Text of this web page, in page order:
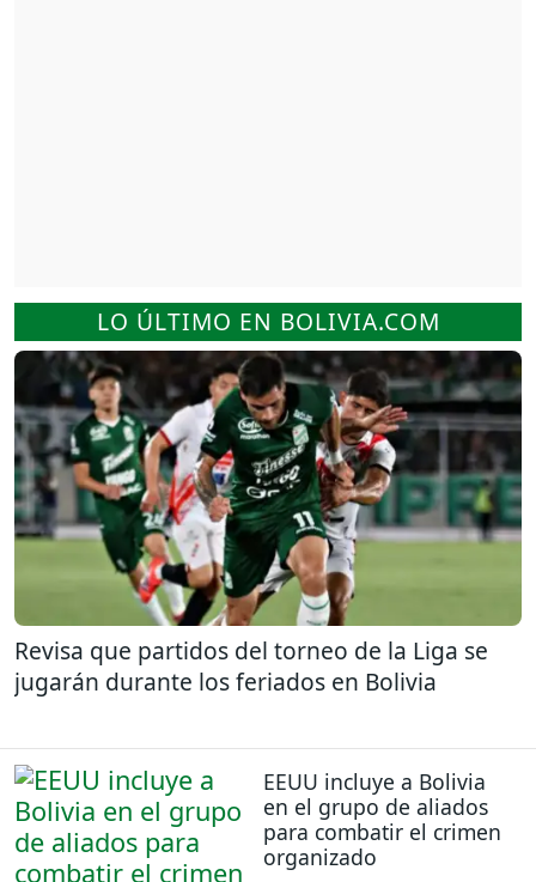
LO ÚLTIMO EN BOLIVIA.COM
Revisa que partidos del torneo de la Liga se
jugarán durante los feriados en Bolivia
EEUU incluye a Bolivia
en el grupo de aliados
para combatir el crimen
organizado